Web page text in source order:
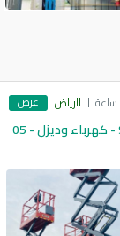
الرياض عرض
رافعة مقصية للايجار الرياض - Scissor Lift - كهرباء وديزل - 05